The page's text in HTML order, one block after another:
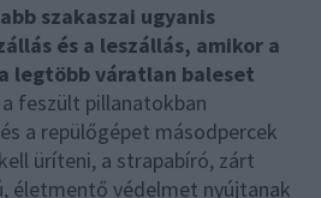
szakaszai ugyanis
és a leszállás, amikor a
legtöbb váratlan baleset
a feszült pillanatokban
a repülőgépet másodpercek
üríteni, a strapabíró, zárt
életmentő védelmet nyújtanak